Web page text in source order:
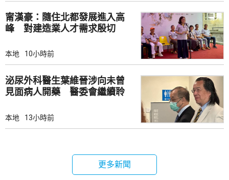
甯漢豪：隨住北都發展進入高
峰 對建造業人才需求殷切
本地 10小時前
泌尿外科醫生葉維晉涉向未曾
見面病人開藥 醫委會繼續聆
本地 13小時前
更多新聞